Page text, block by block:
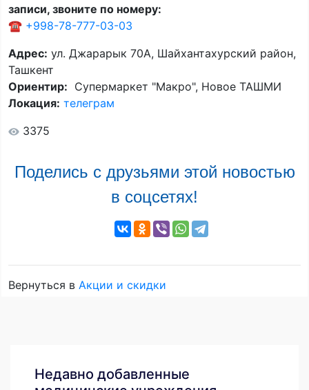
записи, звоните по номеру:
☎️ +998-78-777-03-03
Адрес: ул. Джарарык 70А, Шайхантахурский район,
Ташкент
Ориентир: Супермаркет "Макро", Новое ТАШМИ
Локация: телеграм
3375
Поделись с друзьями этой новостью
в соцсетях!
Вернуться в Акции и скидки
Недавно добавленные